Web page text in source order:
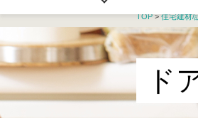
TOP>住宅建材/
ド